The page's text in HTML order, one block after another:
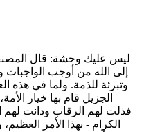
ليس عليك وحشة: قال
إلى الله من أوجب
وتبرئة للذمة. ولما في هذه
الجزيل قام بها خيار
فذلت لهم الرقاب ودانت لهم
الكرام - بهذا الأمر